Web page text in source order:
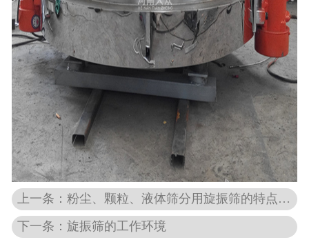
上一条：粉尘、颗粒、液体筛分用旋振筛的特点优势
下一条：旋振筛的工作环境